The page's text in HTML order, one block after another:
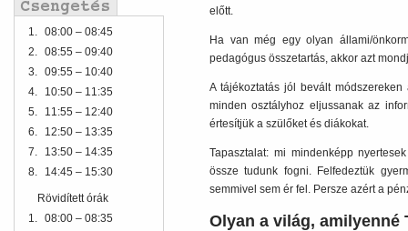
1. 08:00 – 08:45
2. 08:55 – 09:40
3. 09:55 – 10:40
4.
10:50 – 11:35
5.
11:55 – 12:40
6.
12:50 – 13:35
7.
13:50 – 14:35
8.
14:45 – 15:30
Rövidített órák
1. 08:00 – 08:35
előtt.
Ha van még egy olyan állami/
pedagógus összetartás, akkor azt
A tájékoztatás jól bevált
minden osztályhoz eljussanak az
értesítjük a szülőket és diákokat.
Tapasztalat: mi mindenképp
össze tudunk fogni. Felfedeztük
semmivel sem ér fel. Persze azért a
Olyan a világ, amilyenné